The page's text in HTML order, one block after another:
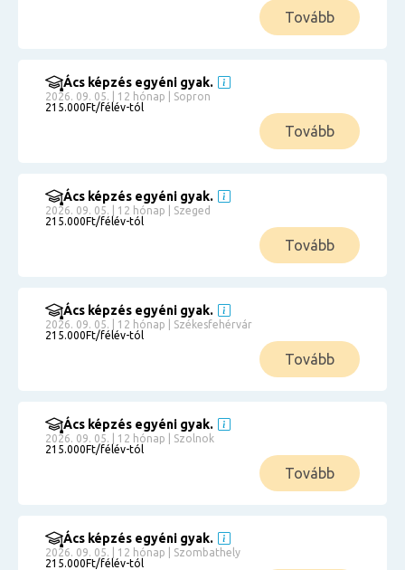
Tovább
Ács képzés egyéni gyak.
2026. 09. 05. | 12 hónap | Sopron
215.000Ft/félév-tól
Tovább
Ács képzés egyéni gyak.
2026. 09. 05. | 12 hónap | Szeged
215.000Ft/félév-tól
Tovább
Ács képzés egyéni gyak.
2026. 09. 05. | 12 hónap | Székesfehérvár
215.000Ft/félév-tól
Tovább
Ács képzés egyéni gyak.
2026. 09. 05. | 12 hónap | Szolnok
215.000Ft/félév-tól
Tovább
Ács képzés egyéni gyak.
2026. 09. 05. | 12 hónap | Szombathely
215.000Ft/félév-tól